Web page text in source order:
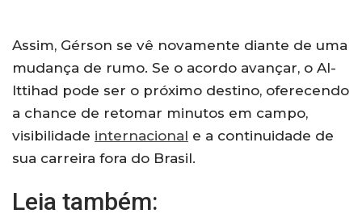
Assim, Gérson se vê novamente diante de uma
mudança de rumo. Se o acordo avançar, o Al-
Ittihad pode ser o próximo destino, oferecendo
a chance de retomar minutos em campo,
visibilidade internacional e a continuidade de
sua carreira fora do Brasil.
Leia também: